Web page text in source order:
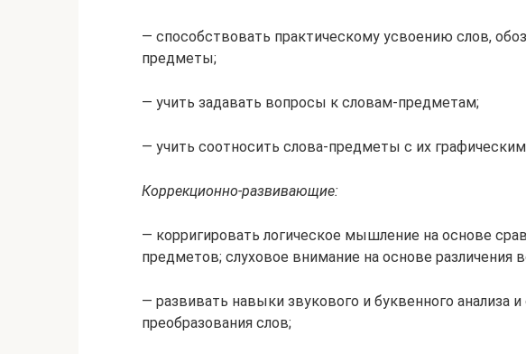
— способствовать практическому усвоению слов,
предметы;
— учить задавать вопросы к словам-предметам;
— учить соотносить слова-предметы с их
Коррекционно-развивающие:
— корригировать логическое мышление на основе
предметов; слуховое внимание на основе различения
— развивать навыки звукового и буквенного анализа и
преобразования слов;